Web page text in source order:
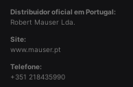
Distribuidor oficial em Portugal:
Robert Mauser Lda.
Site:
www.mauser.pt
Telefone:
+351 218435990